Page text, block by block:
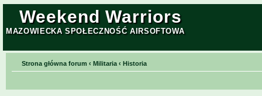
Weekend Warriors
MAZOWIECKA SPOŁECZNOŚĆ AIRSOFTOWA
Strona główna forum ‹ Militaria ‹ Historia